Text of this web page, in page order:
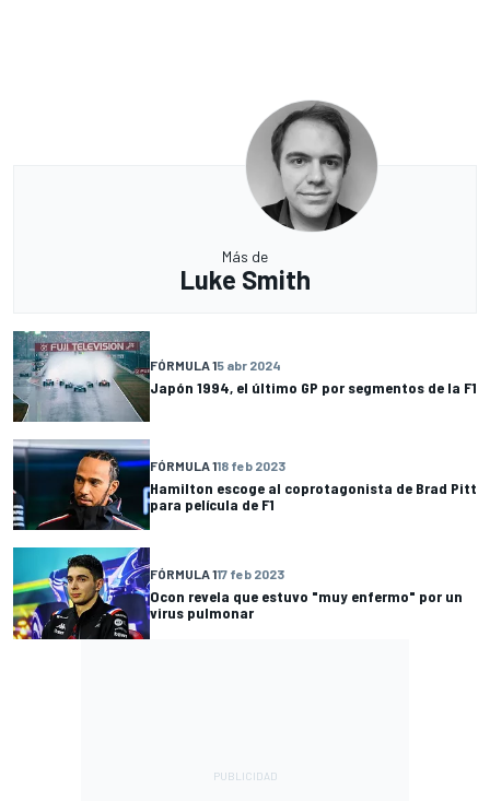
Más de
Luke Smith
FÓRMULA 15 abr 2024
Japón 1994, el último GP por segmentos de la F1
FÓRMULA 118 feb 2023
Hamilton escoge al coprotagonista de Brad Pitt
para película de F1
FÓRMULA 117 feb 2023
Ocon revela que estuvo "muy enfermo" por un
virus pulmonar